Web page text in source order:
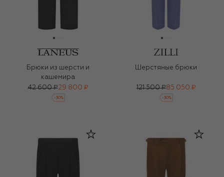
Брюки из шерсти и
кашемира
42 600 ₽29 800 ₽
-30%
Шерстяные брюки
121 500 ₽85 050 ₽
-30%